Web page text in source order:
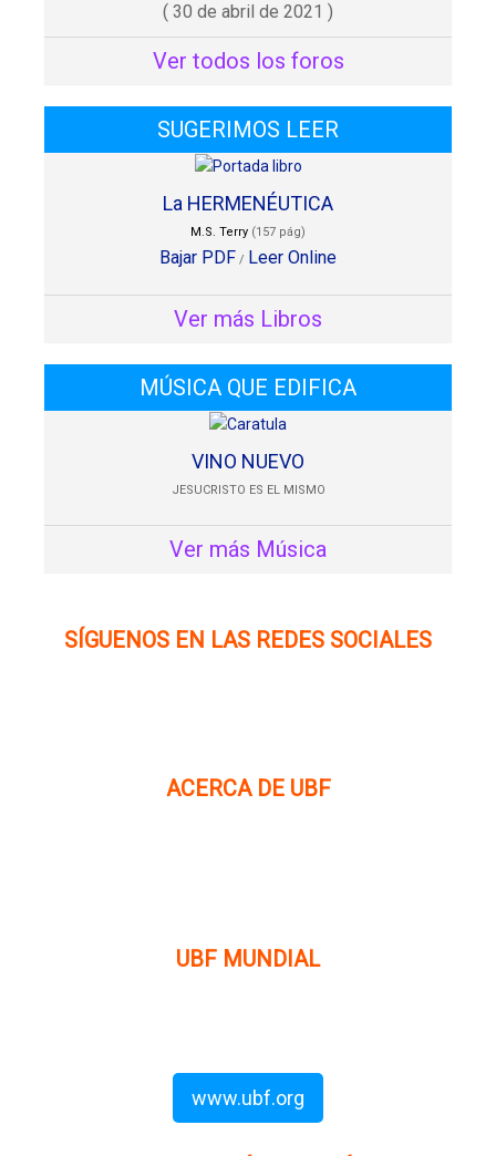
( 30 de abril de 2021 )
Ver todos los foros
SUGERIMOS LEER
La HERMENÉUTICA
M.S. Terry (157 pág)
Bajar PDF / Leer Online
Ver más Libros
MÚSICA QUE EDIFICA
VINO NUEVO
JESUCRISTO ES EL MISMO
Ver más Música
SÍGUENOS EN LAS REDES SOCIALES
ACERCA DE UBF
UBF MUNDIAL
www.ubf.org